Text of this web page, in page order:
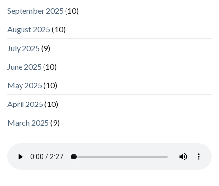
September 2025 (10)
August 2025 (10)
July 2025 (9)
June 2025 (10)
May 2025 (10)
April 2025 (10)
March 2025 (9)